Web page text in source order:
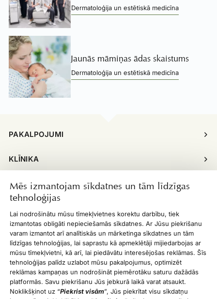
Mēs izmantojam sīkdatnes un tām līdzīgas
tehnoloģijas
Lai nodrošinātu mūsu tīmekļvietnes korektu darbību, tiek
izmantotas obligāti nepieciešamās sīkdatnes. Ar Jūsu piekrišanu
varam izmantot arī analītiskās un mārketinga sīkdatnes un tām
līdzīgas tehnoloģijas, lai saprastu kā apmeklētāji mijiedarbojas ar
mūsu tīmekļvietni, kā arī, lai piedāvātu interesējošas reklāmas. Šīs
tehnoloģijas palīdz uzlabot mūsu pakalpojumus, optimizēt
reklāmas kampaņas un nodrošināt piemērotāku saturu dažādās
platformās. Savu piekrišanu Jūs jebkurā laikā varat atsaukt.
Noklikšķinot uz “Piekrist visām”, Jūs piekrītat visu sīkdatņu
Dermatoloģija un estētiskā medicīna
Jaunās māmiņas ādas skaistums
Dermatoloģija un estētiskā medicīna
PAKALPOJUMI
KLĪNIKA
INFORMĀCIJA
DARBA LAIKS
KONTAKTI
© Copyright 2026 Dr. Mauriņa klīnika. Visi šajā vietnē
publicētie materiāli, ieskaitot, bet neaprobežojoties ar